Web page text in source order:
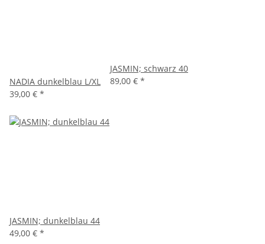
NADIA dunkelblau L/XL
39,00 € *
JASMIN; schwarz 40
89,00 € *
JASMIN; dunkelblau 44
49,00 € *